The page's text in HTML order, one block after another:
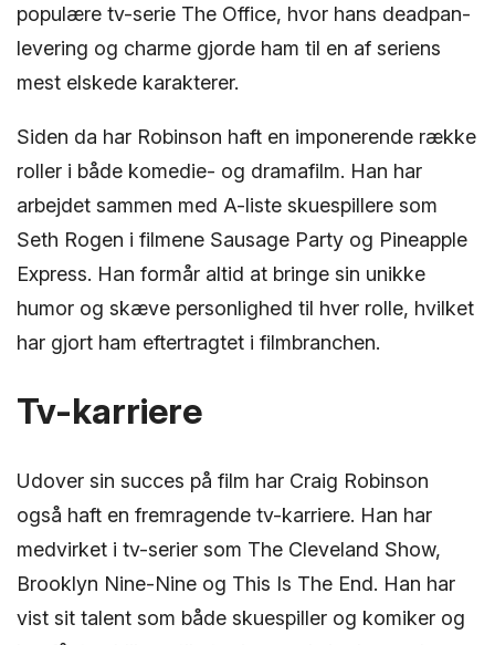
populære tv-serie The Office, hvor hans deadpan-
levering og charme gjorde ham til en af seriens
mest elskede karakterer.
Siden da har Robinson haft en imponerende række
roller i både komedie- og dramafilm. Han har
arbejdet sammen med A-liste skuespillere som
Seth Rogen i filmene Sausage Party og Pineapple
Express. Han formår altid at bringe sin unikke
humor og skæve personlighed til hver rolle, hvilket
har gjort ham eftertragtet i filmbranchen.
Tv-karriere
Udover sin succes på film har Craig Robinson
også haft en fremragende tv-karriere. Han har
medvirket i tv-serier som The Cleveland Show,
Brooklyn Nine-Nine og This Is The End. Han har
vist sit talent som både skuespiller og komiker og